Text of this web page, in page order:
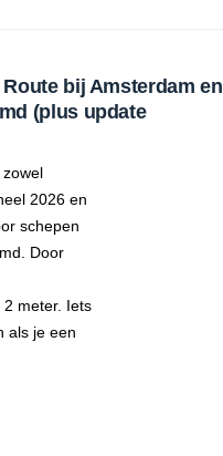
bij Amsterdam en
(plus update
2026 en
schepen
Door
meter. Iets
als je een